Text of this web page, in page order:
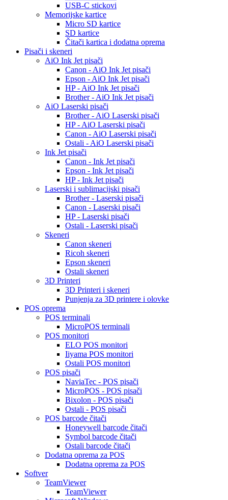
USB-C stickovi
Memorijske kartice
Micro SD kartice
SD kartice
Čitači kartica i dodatna oprema
Pisači i skeneri
AiO Ink Jet pisači
Canon - AiO Ink Jet pisači
Epson - AiO Ink Jet pisači
HP - AiO Ink Jet pisači
Brother - AiO Ink Jet pisači
AiO Laserski pisači
Brother - AiO Laserski pisači
HP - AiO Laserski pisači
Canon - AiO Laserski pisači
Ostali - AiO Laserski pisači
Ink Jet pisači
Canon - Ink Jet pisači
Epson - Ink Jet pisači
HP - Ink Jet pisači
Laserski i sublimacijski pisači
Brother - Laserski pisači
Canon - Laserski pisači
HP - Laserski pisači
Ostali - Laserski pisači
Skeneri
Canon skeneri
Ricoh skeneri
Epson skeneri
Ostali skeneri
3D Printeri
3D Printeri i skeneri
Punjenja za 3D printere i olovke
POS oprema
POS terminali
MicroPOS terminali
POS monitori
ELO POS monitori
Iiyama POS monitori
Ostali POS monitori
POS pisači
NaviaTec - POS pisači
MicroPOS - POS pisači
Bixolon - POS pisači
Ostali - POS pisači
POS barcode čitači
Honeywell barcode čitači
Symbol barcode čitači
Ostali barcode čitači
Dodatna oprema za POS
Dodatna oprema za POS
Softver
TeamViewer
TeamViewer